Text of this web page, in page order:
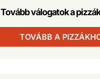
Tovább válogatok a
TOVÁBB A